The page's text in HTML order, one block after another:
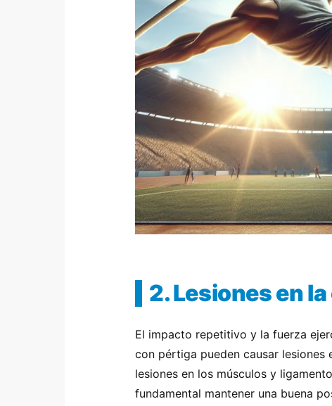
2. Lesiones en
El impacto repetitivo y la fuerza
con pértiga pueden causar lesiones
lesiones en los músculos y
fundamental mantener una buena